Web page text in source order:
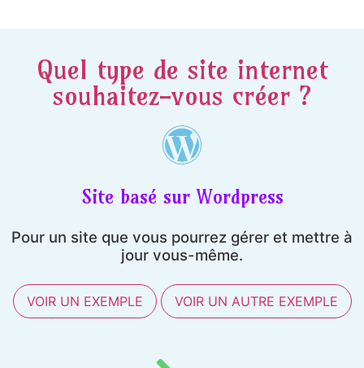
Quel type de site internet
souhaitez-vous créer ?
Site basé sur Wordpress
Pour un site que vous pourrez gérer et mettre à
jour vous-même.
VOIR UN EXEMPLE VOIR UN AUTRE EXEMPLE